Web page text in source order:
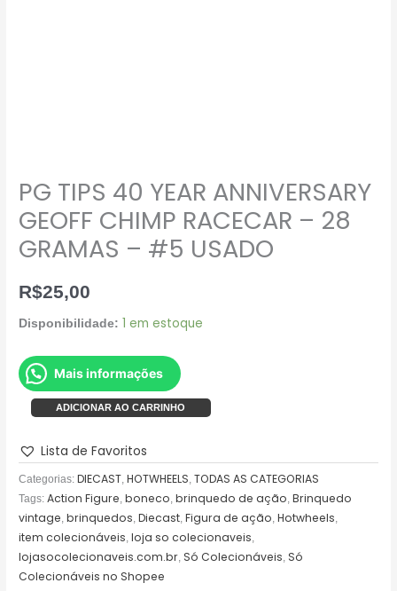
PG TIPS 40 YEAR ANNIVERSARY
GEOFF CHIMP RACECAR – 28
GRAMAS – #5 USADO
R$25,00
Disponibilidade: 1 em estoque
Mais informações
ADICIONAR AO CARRINHO
Lista de Favoritos
Categorias:DIECAST ,HOTWHEELS ,TODAS AS CATEGORIAS
Tags: Action Figure ,boneco ,brinquedo de ação ,Brinquedo
vintage ,brinquedos ,Diecast ,Figura de ação ,Hotwheels
item colecionáveis ,loja so colecionaveis
lojasocolecionaveis.com.br ,Só Colecionáveis ,Só
Colecionáveis no Shopee